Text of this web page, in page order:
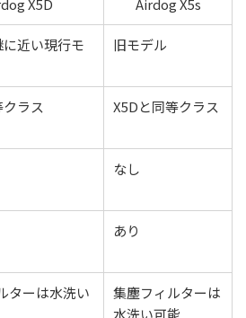
X5D Airdog X5s
近い現行モ
旧モデル
ラス X5Dと同等クラス
なし
あり
ターは水洗い
集塵フィルターは
水洗い可能